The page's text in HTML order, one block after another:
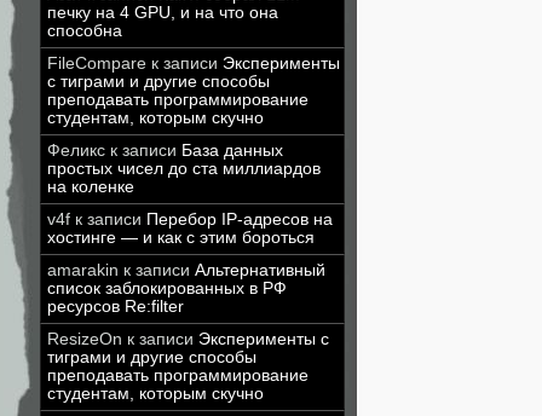
печку на 4 GPU, и на что она
способна
FileCompare к записи Эксперименты
с тиграми и другие способы
преподавать программирование
студентам, которым скучно
Феликс к записи База данных
простых чисел до ста миллиардов
на коленке
v4f к записи Перебор IP-адресов на
хостинге — и как с этим бороться
amarakin к записи Альтернативный
список заблокированных в РФ
ресурсов Re:filter
ResizeOn к записи Эксперименты с
тиграми и другие способы
преподавать программирование
студентам, которым скучно